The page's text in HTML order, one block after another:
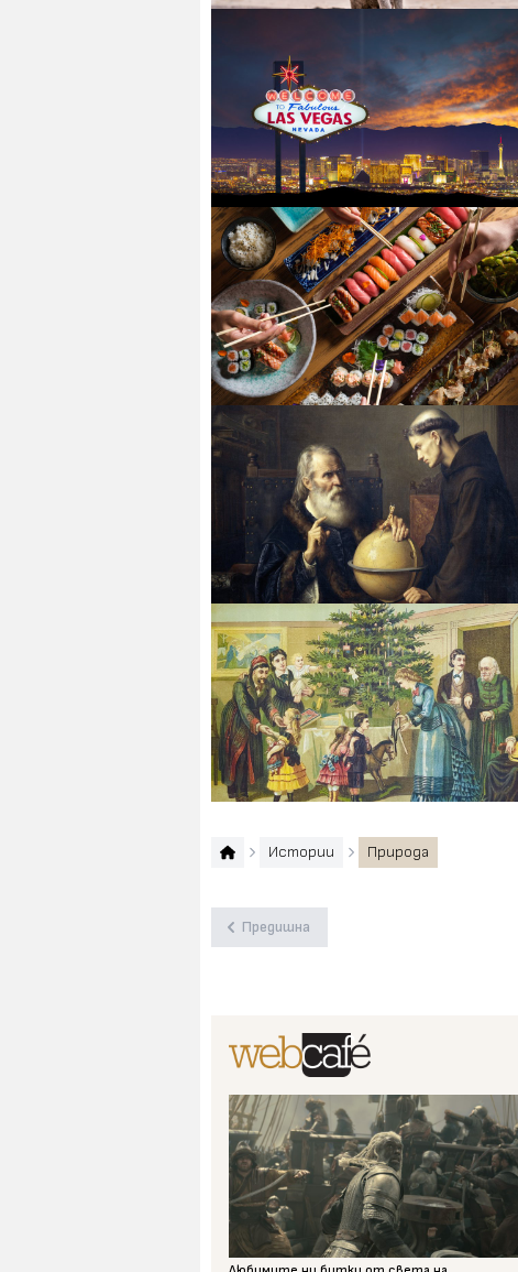
Истории Природа
Предишна